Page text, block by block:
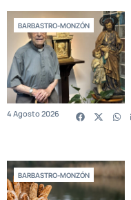
BARBASTRO-MONZÓN
4 Agosto 2026
BARBASTRO-MONZÓN